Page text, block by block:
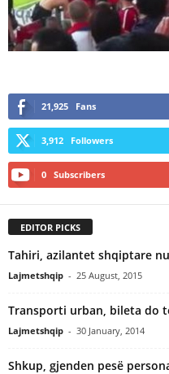
21,925 Fans
3,912 Followers
0 Subscribers
EDITOR PICKS
Tahiri, azilantet shqiptare
Lajmetshqip - 25 August, 2015
Transporti urban, bileta do
Lajmetshqip - 30 January, 2014
Shkup, gjenden pesë